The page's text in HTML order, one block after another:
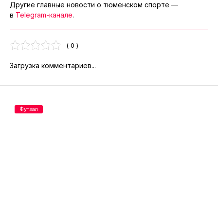
Другие главные новости о тюменском спорте —
в Telegram-канале.
( 0 )
Загрузка комментариев...
Футзал